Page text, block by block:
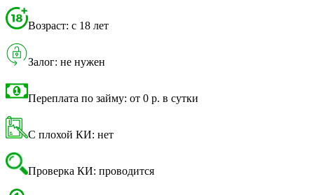
Возраст: с 18 лет
Залог: не нужен
Переплата по займу: от 0 р. в сутки
С плохой КИ: нет
Проверка КИ: проводится